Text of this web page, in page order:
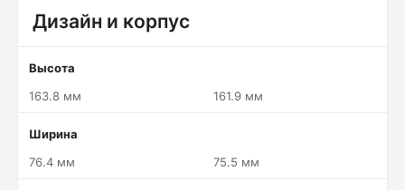
Дизайн и корпус
Высота
163.8 мм
161.9 мм
Ширина
76.4 мм
75.5 мм